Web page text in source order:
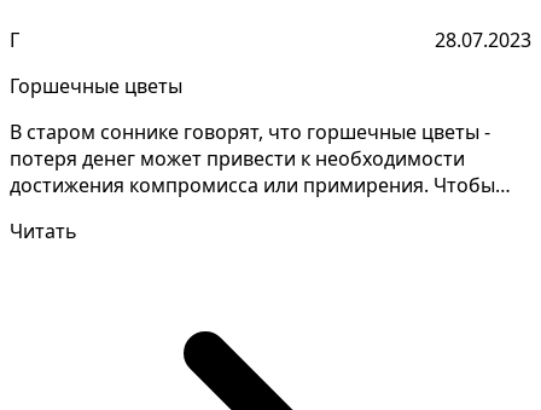
Г
28.07.2023
Горшечные цветы
В старом соннике говорят, что горшечные цветы -
потеря денег может привести к необходимости
достижения компромисса или примирения. Чтобы
Читать